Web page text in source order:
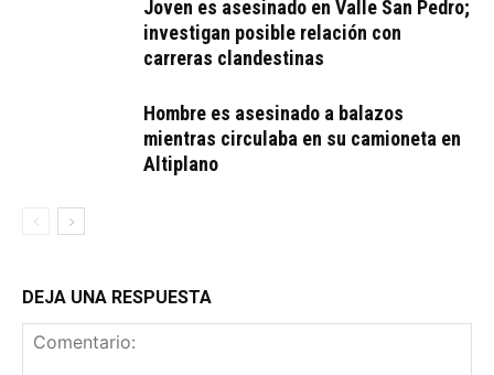
Joven es asesinado en Valle San Pedro;
investigan posible relación con
carreras clandestinas
Hombre es asesinado a balazos
mientras circulaba en su camioneta en
Altiplano
DEJA UNA RESPUESTA